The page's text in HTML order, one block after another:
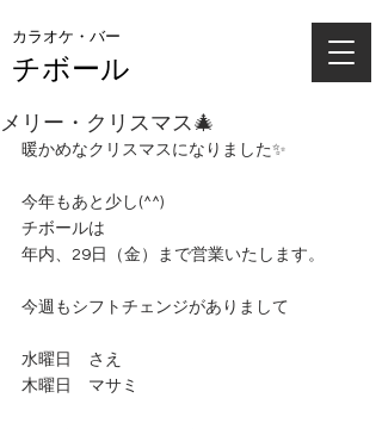
カラオケ・バー
チボール
メリー・クリスマス🎄
暖かめなクリスマスになりました✨
今年もあと少し(^^)
チボールは
年内、29日（金）まで営業いたします。
今週もシフトチェンジがありまして
水曜日　さえ
木曜日　マサミ